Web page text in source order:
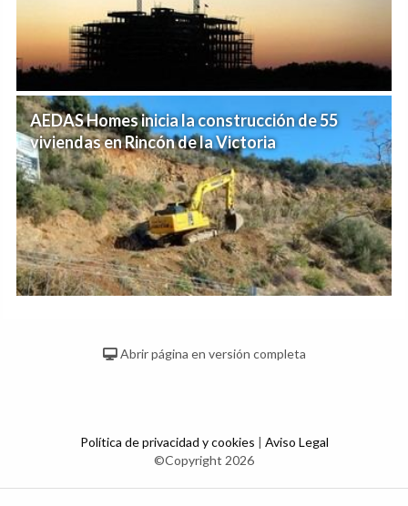
AEDAS Homes inicia la construcción de 55
viviendas en Rincón de la Victoria
Abrir página en versión completa
Política de privacidad y cookies | Aviso Legal
©Copyright 2026